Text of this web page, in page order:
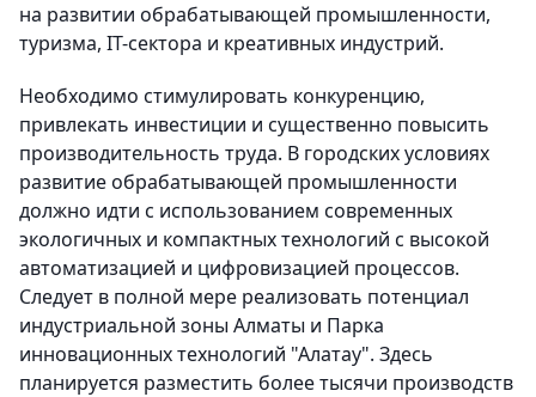
на развитии обрабатывающей промышленности,
туризма, IT-сектора и креативных индустрий.
Необходимо стимулировать конкуренцию,
привлекать инвестиции и существенно повысить
производительность труда. В городских условиях
развитие обрабатывающей промышленности
должно идти с использованием современных
экологичных и компактных технологий с высокой
автоматизацией и цифровизацией процессов.
Следует в полной мере реализовать потенциал
индустриальной зоны Алматы и Парка
инновационных технологий "Алатау". Здесь
планируется разместить более тысячи производств